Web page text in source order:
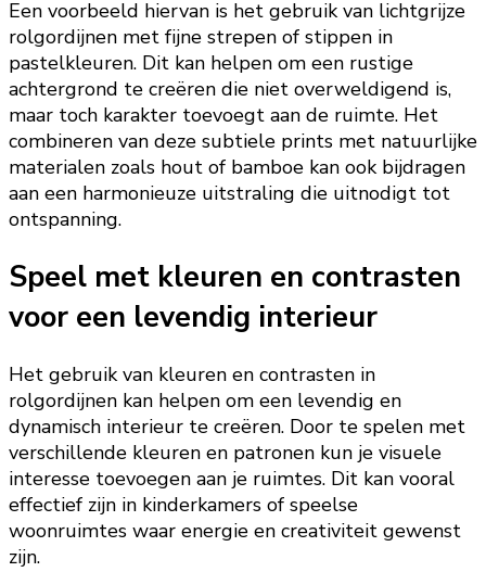
Een voorbeeld hiervan is het gebruik van lichtgrijze
rolgordijnen met fijne strepen of stippen in
pastelkleuren. Dit kan helpen om een rustige
achtergrond te creëren die niet overweldigend is,
maar toch karakter toevoegt aan de ruimte. Het
combineren van deze subtiele prints met natuurlijke
materialen zoals hout of bamboe kan ook bijdragen
aan een harmonieuze uitstraling die uitnodigt tot
ontspanning.
Speel met kleuren en contrasten
voor een levendig interieur
Het gebruik van kleuren en contrasten in
rolgordijnen kan helpen om een levendig en
dynamisch interieur te creëren. Door te spelen met
verschillende kleuren en patronen kun je visuele
interesse toevoegen aan je ruimtes. Dit kan vooral
effectief zijn in kinderkamers of speelse
woonruimtes waar energie en creativiteit gewenst
zijn.